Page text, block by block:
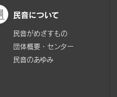
民音について
民音がめざすもの
団体概要・センター
民音のあゆみ